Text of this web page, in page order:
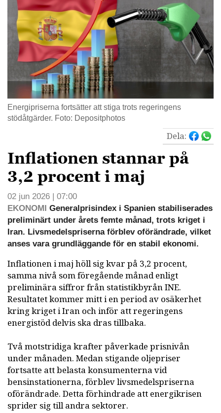
Energipriserna fortsätter att stiga trots regeringens
stödåtgärder. Foto: Depositphotos
Dela:
Inflationen stannar på
3,2 procent i maj
02 jun 2026 | 07:00
EKONOMI
Generalprisindex i Spanien stabiliserades
preliminärt under årets femte månad, trots kriget i
Iran. Livsmedelspriserna förblev oförändrade, vilket
anses vara grundläggande för en stabil ekonomi.
Inflationen i maj höll sig kvar på 3,2 procent,
samma nivå som föregående månad enligt
preliminära siffror från statistikbyrån INE.
Resultatet kommer mitt i en period av osäkerhet
kring kriget i Iran och inför att regeringens
energistöd delvis ska dras tillbaka.
Två motstridiga krafter påverkade prisnivån
under månaden. Medan stigande oljepriser
fortsatte att belasta konsumenterna vid
bensinstationerna, förblev livsmedelspriserna
oförändrade. Detta förhindrade att energikrisen
sprider sig till andra sektorer.